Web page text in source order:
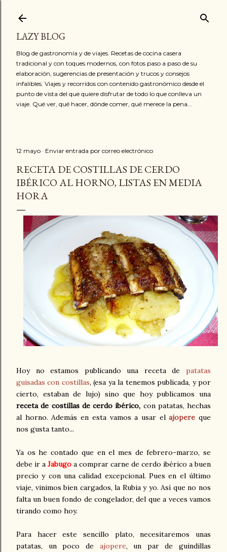
LAZY BLOG
Blog de gastronomía y de viajes. Recetas de cocina casera
tradicional y con toques modernos, con fotos paso a paso de su
elaboración, sugerencias de presentación y trucos y consejos
infalibles. Viajes y recorridos con contenido gastronómico desde el
punto de vista del que quiere disfrutar de todo lo que conlleva un
viaje. Qué ver, qué hacer, dónde comer, qué merece la pena...
12 mayo Enviar entrada por correo electrónico
RECETA DE COSTILLAS DE CERDO
IBÉRICO AL HORNO, LISTAS EN MEDIA
HORA
Hoy no estamos publicando una receta de patatas
guisadas con costillas, (esa ya la tenemos publicada, y por
cierto, estaban de lujo) sino que hoy publicamos una
receta de costillas de cerdoibérico, con patatas, hechas
al horno. Además en esta vamos a usar elajopere que
nos gusta tanto...
Ya os he contado que en el mes de febrero-marzo, se
debe ir a Jabugo a comprar carne de cerdo ibérico a buen
precio y con una calidad excepcional. Pues en el último
viaje, vinimos bien cargados, la Rubia y yo. Así que no nos
falta un buen fondo de congelador, del que a veces vamos
tirando como hoy.
Para hacer este sencillo plato, necesitaremos unas
patatas, un poco de ajopere, un par de guindillas